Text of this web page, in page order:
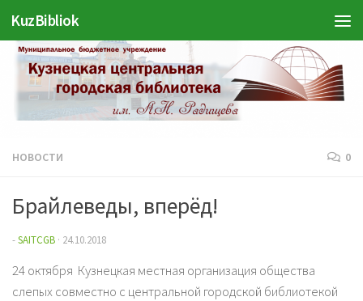
Перейти к содержимому
KuzBibliok
НОВОСТИ 0
Брайлеведы, вперёд!
-SAITCGB · 24.10.2018
24 октября Кузнецкая местная организация общества
слепых совместно с центральной городской библиотекой